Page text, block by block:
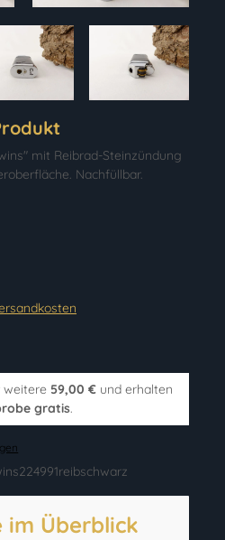
mit Reibrad-Steinzündung
Nachfüllbar.
weitere 59,00 € und erhalten
gratis.
im Überblick